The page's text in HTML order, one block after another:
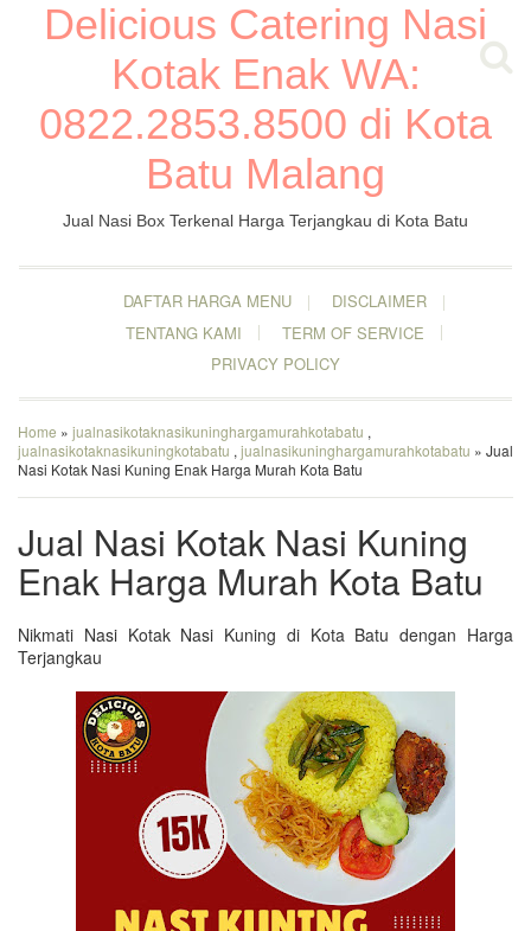
Delicious Catering Nasi
Kotak Enak WA:
0822.2853.8500 di Kota
Batu Malang
Jual Nasi Box Terkenal Harga Terjangkau di Kota Batu
DAFTAR HARGA MENU
DISCLAIMER
TENTANG KAMI
TERM OF SERVICE
PRIVACY POLICY
Home » jualnasikotaknasikuninghargamurahkotabatu ,
jualnasikotaknasikuningkotabatu , jualnasikuninghargamurahkotabatu » Jual
Nasi Kotak Nasi Kuning Enak Harga Murah Kota Batu
Jual Nasi Kotak Nasi Kuning
Enak Harga Murah Kota Batu
Nikmati Nasi Kotak Nasi Kuning di Kota Batu dengan Harga
Terjangkau